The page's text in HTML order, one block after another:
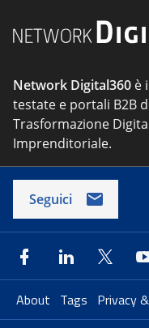
Network Digital360 è
testate e portali B2B
Trasformazione
Imprenditoriale.
Seguici
About Tags Privacy